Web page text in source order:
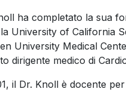
ha completato la sua
University of California
University Medical
dirigente medico di
il Dr. Knoll è docente